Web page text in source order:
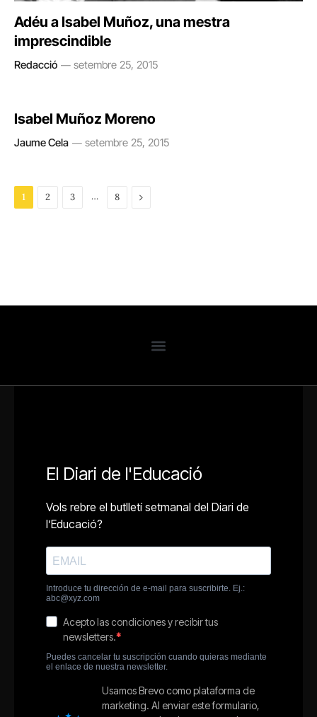
Adéu a Isabel Muñoz, una mestra
imprescindible
Redacció setembre 25, 2015
Isabel Muñoz Moreno
Jaume Cela setembre 25, 2015
1 2 3 … 8 Next